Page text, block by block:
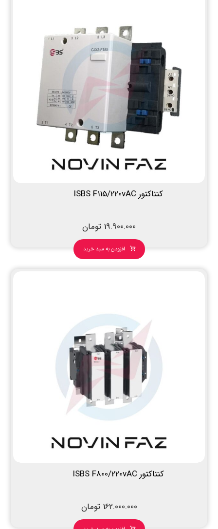
کنتاکتور ISBS F115/220vAC
19.900.000 تومان
افزودن به سبد خرید
کنتاکتور ISBS F800/220vAC
162.000.000 تومان